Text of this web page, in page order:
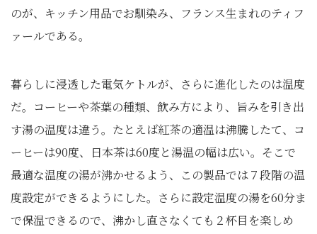
のが、キッチン用品でお馴染み、フランス生まれのティフ
ァールである。
暮らしに浸透した電気ケトルが、さらに進化したのは温度
だ。コーヒーや茶葉の種類、飲み方により、旨みを引き出
す湯の温度は違う。たとえば紅茶の適温は沸騰したて、コ
ーヒーは90度、日本茶は60度と湯温の幅は広い。そこで
最適な温度の湯が沸かせるよう、この製品では７段階の温
度設定ができるようにした。さらに設定温度の湯を60分ま
で保温できるので、沸かし直さなくても２杯目を楽しめ